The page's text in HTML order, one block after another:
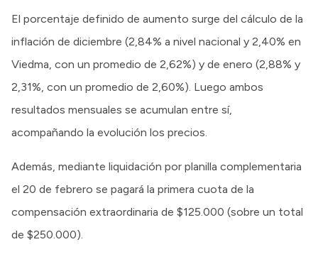
El porcentaje definido de aumento surge del cálculo de la
inflación de diciembre (2,84% a nivel nacional y 2,40% en
Viedma, con un promedio de 2,62%) y de enero (2,88% y
2,31%, con un promedio de 2,60%). Luego ambos
resultados mensuales se acumulan entre sí,
acompañando la evolución los precios.
Además, mediante liquidación por planilla complementaria
el 20 de febrero se pagará la primera cuota de la
compensación extraordinaria de $125.000 (sobre un total
de $250.000).